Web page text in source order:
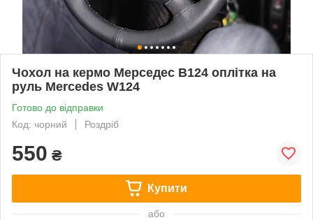
Чохол на кермо Мерседес В124 оплітка на
руль Mercedes W124
Готово до відправки
Код: чорний
Роздріб
550 ₴
Купити
або